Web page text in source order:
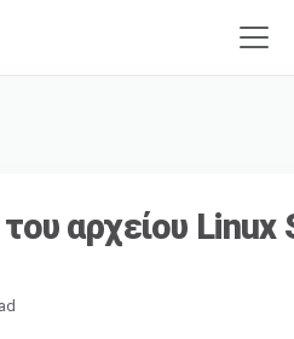
αρχείου Linux